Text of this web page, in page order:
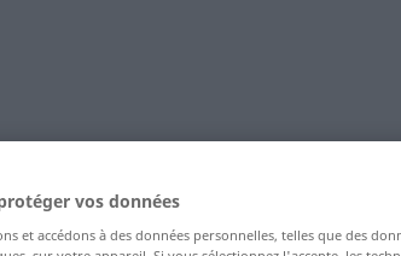
vos données
et accédons à des données personnelles, telles que des